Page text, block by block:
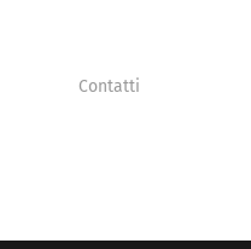
Contatti